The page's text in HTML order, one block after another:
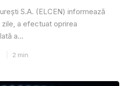
S.A. (ELCEN) informează
a efectuat oprirea
a...
2 min